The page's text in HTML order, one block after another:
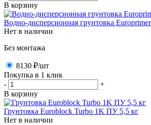
В корзину
Водно-дисперсионная грунтовка
Нет в наличии
Без монтажа
8130 ₽/шт
Покупка в 1 клик
-
+
В корзину
Грунтовка Euroblock Turbo 1K ПУ 5,5 кг
Нет в наличии